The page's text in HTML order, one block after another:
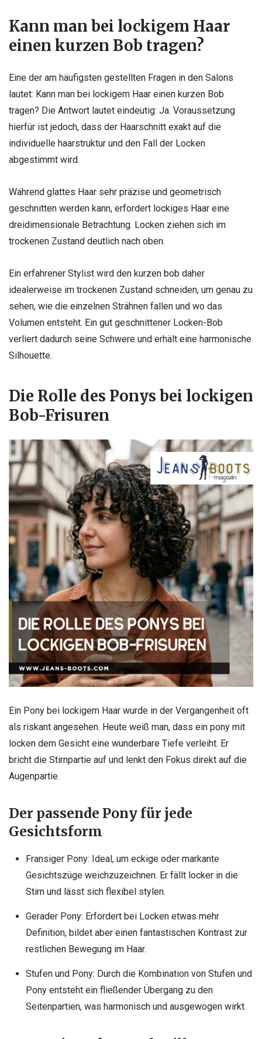
Kann man bei lockigem Haar
einen kurzen Bob tragen?
Eine der am häufigsten gestellten Fragen in den Salons
lautet: Kann man bei lockigem Haar einen kurzen Bob
tragen? Die Antwort lautet eindeutig: Ja. Voraussetzung
hierfür ist jedoch, dass der Haarschnitt exakt auf die
individuelle haarstruktur und den Fall der Locken
abgestimmt wird.
Während glattes Haar sehr präzise und geometrisch
geschnitten werden kann, erfordert lockiges Haar eine
dreidimensionale Betrachtung. Locken ziehen sich im
trockenen Zustand deutlich nach oben.
Ein erfahrener Stylist wird den kurzen bob daher
idealerweise im trockenen Zustand schneiden, um genau zu
sehen, wie die einzelnen Strähnen fallen und wo das
Volumen entsteht. Ein gut geschnittener Locken-Bob
verliert dadurch seine Schwere und erhält eine harmonische
Silhouette.
Die Rolle des Ponys bei lockigen
Bob-Frisuren
Ein Pony bei lockigem Haar wurde in der Vergangenheit oft
als riskant angesehen. Heute weiß man, dass ein pony mit
locken dem Gesicht eine wunderbare Tiefe verleiht. Er
bricht die Stirnpartie auf und lenkt den Fokus direkt auf die
Augenpartie.
Der passende Pony für jede
Gesichtsform
Fransiger Pony: Ideal, um eckige oder markante
Gesichtszüge weichzuzeichnen. Er fällt locker in die
Stirn und lässt sich flexibel stylen.
Gerader Pony: Erfordert bei Locken etwas mehr
Definition, bildet aber einen fantastischen Kontrast zur
restlichen Bewegung im Haar.
Stufen und Pony: Durch die Kombination von Stufen und
Pony entsteht ein fließender Übergang zu den
Seitenpartien, was harmonisch und ausgewogen wirkt.